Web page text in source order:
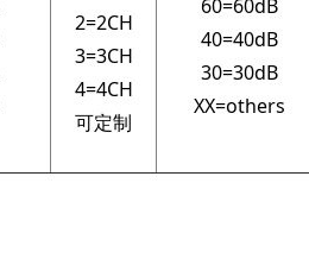
2=2CH
3=3CH
4=4CH
可定制
60=60dB
40=40dB
30=30dB
XX=others